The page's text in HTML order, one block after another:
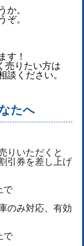
か。
ぞ。
す！
売りたい方は
談ください。
たへ
りいただくと
引券を差し上げ
で
のみ対応、有効
で